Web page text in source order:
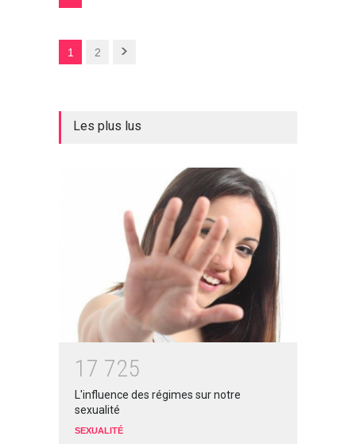
1 2
Les plus lus
1 7 725
L'influence des régimes sur notre
sexualité
SEXUALITÉ